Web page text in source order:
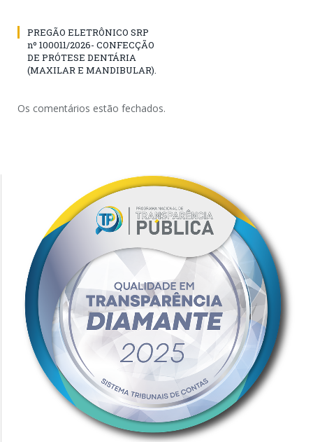
PREGÃO ELETRÔNICO SRP
nº 100011/2026- CONFECÇÃO
DE PRÓTESE DENTÁRIA
(MAXILAR E MANDIBULAR).
Os comentários estão fechados.